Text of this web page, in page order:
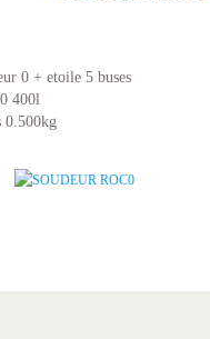
0 + etoile 5 buses
400l
0.500kg